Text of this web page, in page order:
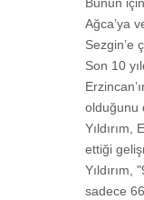
Ağca’ya
Sezgin’e
Son 10
olduğunu
Yıldırım,
ettiği
Yıldırım,
sadece